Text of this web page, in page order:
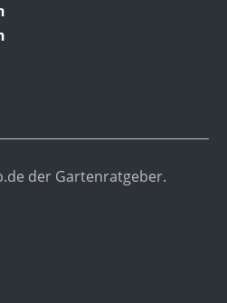
der Gartenratgeber.